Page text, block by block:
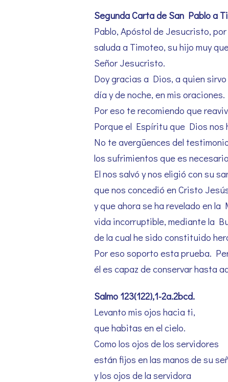
Segunda Carta de San Pablo a
Pablo, Apóstol de Jesucristo,
saluda a Timoteo, su hijo muy
Señor Jesucristo.
Doy gracias a Dios, a quien
día y de noche, en mis oraciones.
Por eso te recomiendo que
Porque el Espíritu que Dios nos
No te avergüences del
los sufrimientos que es
El nos salvó y nos eligió con su
que nos concedió en Cristo
y que ahora se ha revelado en
vida incorruptible, mediante la
de la cual he sido constituido
Por eso soporto esta prueba.
él es capaz de conservar hasta
Salmo 123(122),1-2a.2bcd.
Levanto mis ojos hacia ti,
que habitas en el cielo.
Como los ojos de los servidores
están fijos en las manos de su
y los ojos de la servidora